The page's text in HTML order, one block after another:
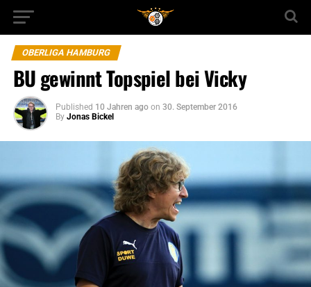
OBERLIGA HAMBURG
BU gewinnt Topspiel bei Vicky
Published 10 Jahren ago on 30. September 2016
By Jonas Bickel